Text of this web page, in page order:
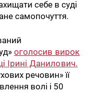
себе в суді
самопочуття.
оголосив вирок
Ірині Данилович.
речовин» її
волі і 50